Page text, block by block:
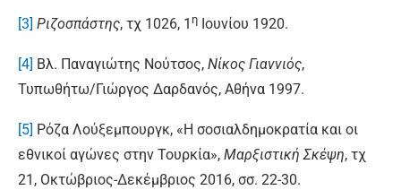
[3] Ριζοσπάστης, τχ 1026, 1 η Ιουνίου 1920.
[4] Βλ. Παναγιώτης Νούτσος, Νίκος Γιαννιός,
Τυπωθήτω/Γιώργος Δαρδανός, Αθήνα 1997.
[5] Ρόζα Λούξεμπουργκ, «Η σοσιαλδημοκρατία και οι
εθνικοί αγώνες στην Τουρκία», Μαρξιστική Σκέψη, τχ
21, Οκτώβριος-Δεκέμβριος 2016, σσ. 22-30.